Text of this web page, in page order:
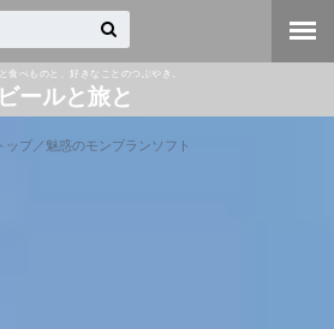
食べものと、好きなことのつぶやき。
ビールと旅と
ップ／魅惑のモンブランソフト